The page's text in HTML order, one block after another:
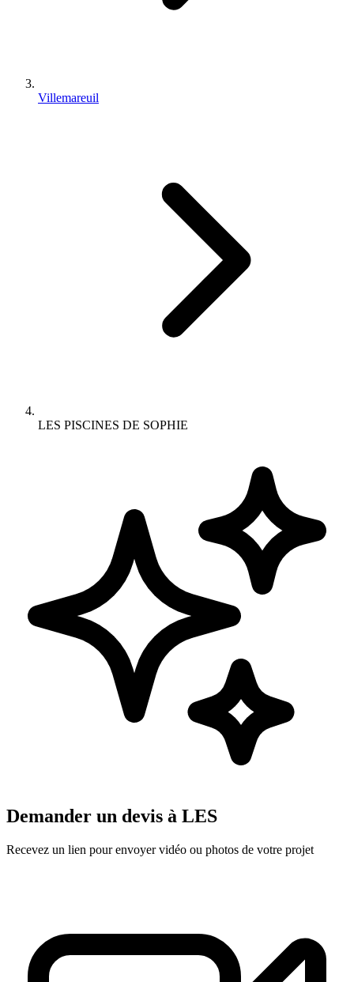
Villemareuil
LES PISCINES DE SOPHIE
Demander un devis à LES
Recevez un lien pour envoyer vidéo ou photos de votre projet